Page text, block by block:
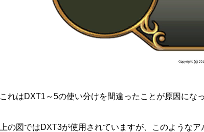
これはDXT1～5の使い分けを間違ったことが原因にな
上の図ではDXT3が使用されていますが、このような